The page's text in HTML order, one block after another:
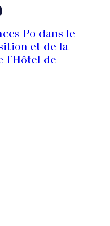
Po dans le
et de la
l'Hôtel de